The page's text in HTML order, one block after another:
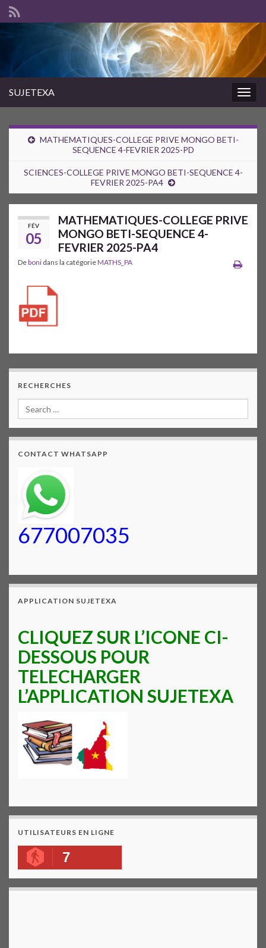
SUJETEXA
MATHEMATIQUES-COLLEGE PRIVE MONGO BETI-
SEQUENCE 4-FEVRIER 2025-PD
SCIENCES-COLLEGE PRIVE MONGO BETI-SEQUENCE 4-
FEVRIER 2025-PA4
FÉV
05
MATHEMATIQUES-COLLEGE PRIVE
MONGO BETI-SEQUENCE 4-
FEVRIER 2025-PA4
Deboni dans la catégorieMATHS_PA
RECHERCHES
CONTACT WHATSAPP
677007035
APPLICATION SUJETEXA
CLIQUEZ SUR L’ICONE CI-
DESSOUS POUR
TELECHARGER
L’APPLICATION SUJETEXA
UTILISATEURS EN LIGNE
7